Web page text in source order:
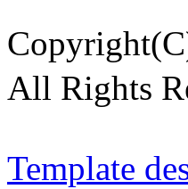
All Rights
Template